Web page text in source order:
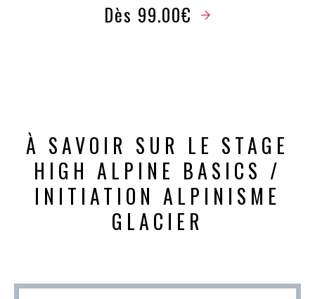
Dès 99.00€
À SAVOIR SUR LE STAGE
HIGH ALPINE BASICS /
INITIATION ALPINISME
GLACIER